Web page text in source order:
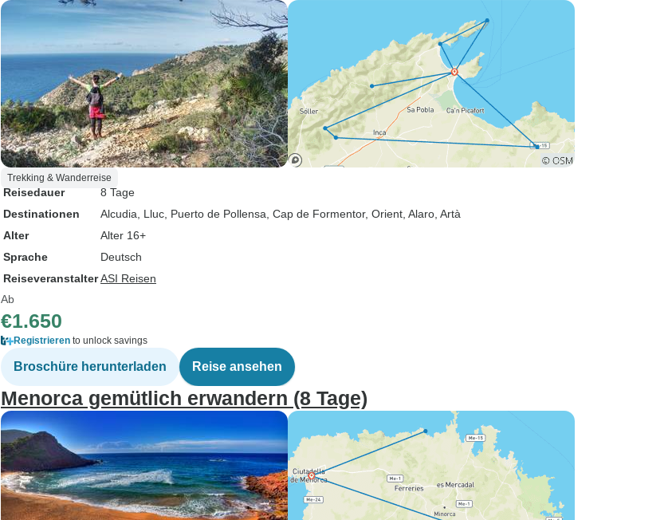
Trekking & Wanderreise
Reisedauer
8 Tage
Destinationen
Alcudia , Lluc , Puerto de Pollensa , Cap de Formentor, Orient , Alaro , Artà
Alter
Alter 16+
Sprache
Deutsch
ReiseveranstalterASI Reisen
Ab
€1.650
Registrieren to unlock savings
Broschüre herunterladen Reise ansehen
Menorca gemütlich erwandern (8 Tage)